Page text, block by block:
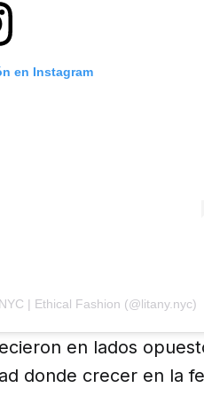
en Instagram
| Ethical Fashion (@litany.nyc)
en lados
donde crecer en la